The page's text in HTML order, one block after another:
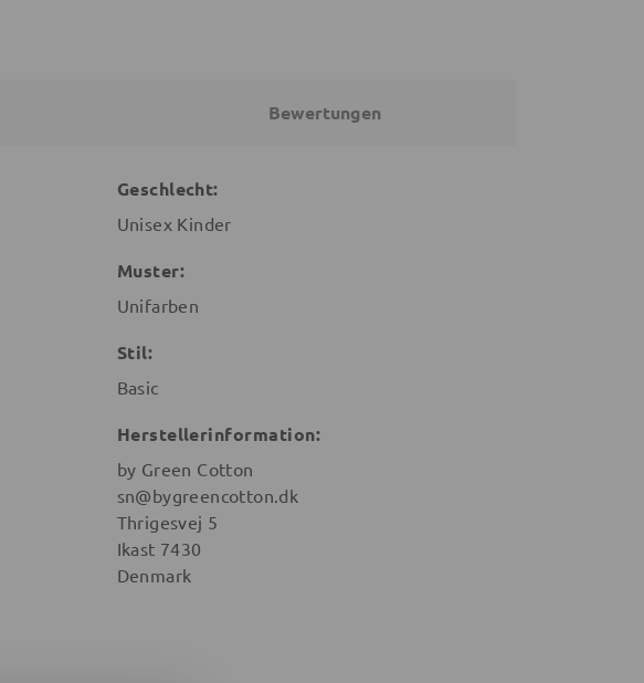
Bewertungen
Geschlecht:
Unisex Kinder
Muster:
Unifarben
Stil:
Basic
Herstellerinformation:
by Green Cotton
sn@bygreencotton.dk
Thrigesvej 5
Ikast 7430
Denmark